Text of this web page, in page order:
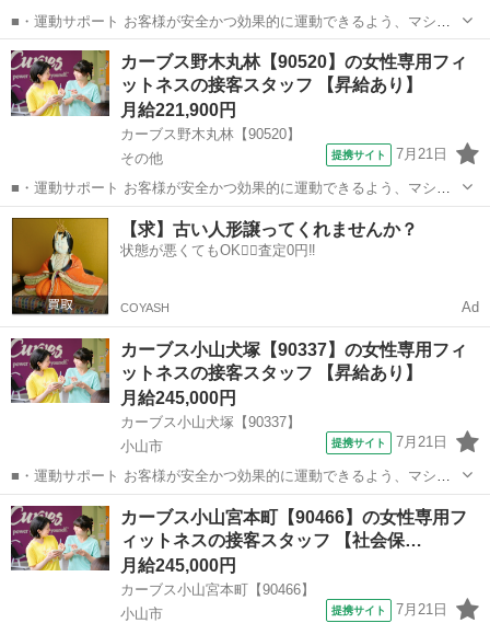
■・運動サポート お客様が安全かつ効果的に運動できるよう、マシン
の使い方をアドバイスします。運動が初めての方や苦手な方がほとん
どなので、難しい指導はありません。「今日はこの動きを意識しまし
ょう！」といったお声がけをしながら、...
栃木 宇都宮市 その他
カーブス野木丸林【90520】の女性専用フィ
ットネスの接客スタッフ 【昇給あり】
月給221,900円
カーブス野木丸林【90520】
その他
提携サイト 7月21日
■・運動サポート お客様が安全かつ効果的に運動できるよう、マシン
の使い方をアドバイスします。運動が初めての方や苦手な方がほとん
どなので、難しい指導はありません。「今日はこの動きを意識しまし
ょう！」といったお声がけをしながら、...
栃木 その他 その他
【求】古い人形譲ってくれませんか？
状態が悪くてもOK🙆‍♀️査定0円‼️
COYASH Ad
カーブス小山犬塚【90337】の女性専用フィ
ットネスの接客スタッフ 【昇給あり】
月給245,000円
カーブス小山犬塚【90337】
小山市
提携サイト 7月21日
■・運動サポート お客様が安全かつ効果的に運動できるよう、マシン
の使い方をアドバイスします。運動が初めての方や苦手な方がほとん
どなので、難しい指導はありません。「今日はこの動きを意識しまし
ょう！」といったお声がけをしながら、...
栃木 小山市 その他
カーブス小山宮本町【90466】の女性専用フ
ィットネスの接客スタッフ 【社会保…
月給245,000円
カーブス小山宮本町【90466】
小山市
提携サイト 7月21日